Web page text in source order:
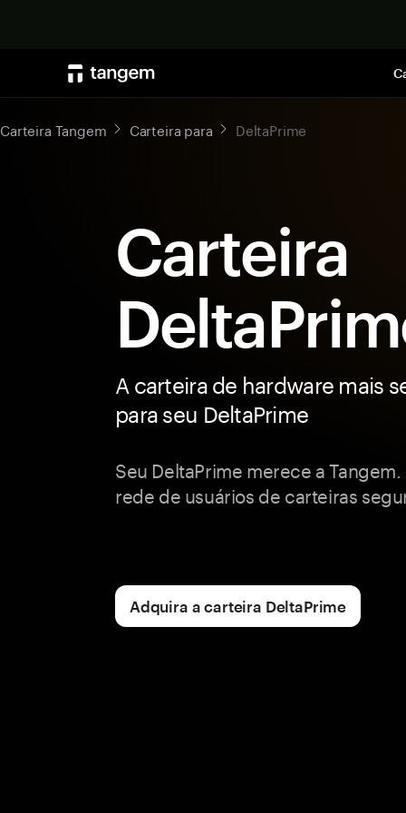
Carteira Tangem Carteira para DeltaPrime
Carteira
A carteira de hardware mais
para seu DeltaPrime
Seu DeltaPrime merece a
rede de usuários de carteiras
Adquira a carteira DeltaPrime